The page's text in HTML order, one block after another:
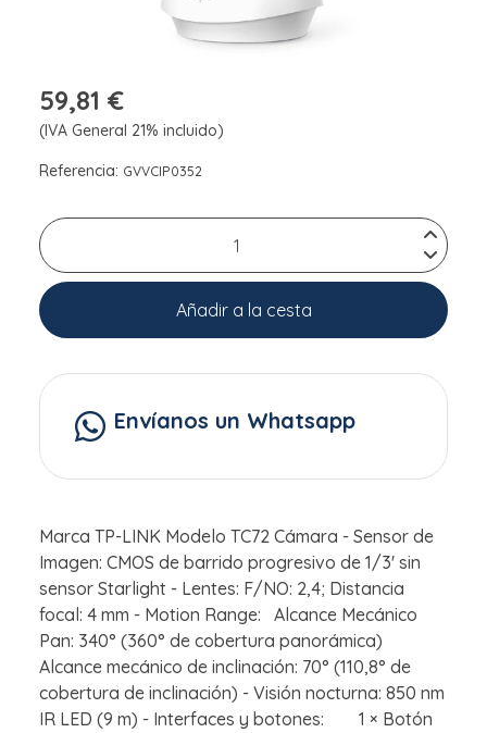
59,81 €
(IVA General 21% incluido)
Referencia: GVVCIP0352
Añadir a la cesta
Envíanos un Whatsapp
Marca TP-LINK Modelo TC72 Cámara - Sensor de
Imagen: CMOS de barrido progresivo de 1/3' sin
sensor Starlight - Lentes: F/NO: 2,4; Distancia
focal: 4 mm - Motion Range: Alcance Mecánico
Pan: 340° (360° de cobertura panorámica)
Alcance mecánico de inclinación: 70° (110,8° de
cobertura de inclinación) - Visión nocturna: 850 nm
IR LED (9 m) - Interfaces y botones: 1 × Botón